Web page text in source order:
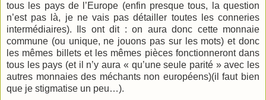
tous les pays de l’Europe (enfin presque tous, la question
n’est pas là, je ne vais pas détailler toutes les conneries
intermédiaires). Ils ont dit : on aura donc cette monnaie
commune (ou unique, ne jouons pas sur les mots) et donc
les mêmes billets et les mêmes pièces fonctionneront dans
tous les pays (et il n’y aura « qu’une seule parité » avec les
autres monnaies des méchants non européens)(il faut bien
que je stigmatise un peu…).